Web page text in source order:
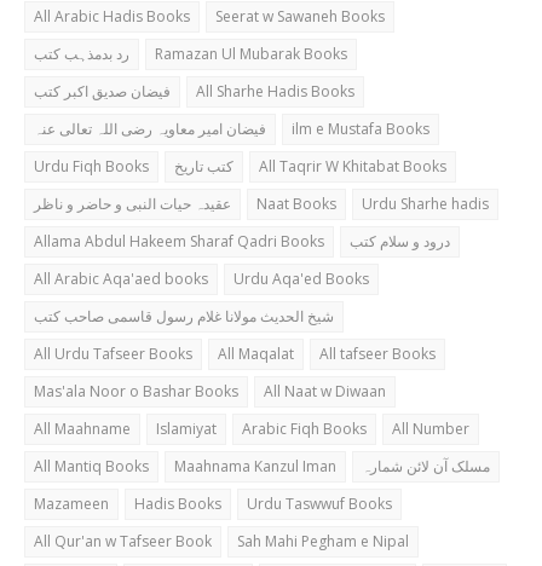
All Arabic Hadis Books
Seerat w Sawaneh Books
رد بدمذہب کتب
Ramazan Ul Mubarak Books
فیضان صدیق اکبر کتب
All Sharhe Hadis Books
فیضان امیر معاویہ رضی اللہ تعالی عنہ
ilm e Mustafa Books
Urdu Fiqh Books
کتب تاریخ
All Taqrir W Khitabat Books
عقیدہ حیات النبی و حاضر و ناظر
Naat Books
Urdu Sharhe hadis
Allama Abdul Hakeem Sharaf Qadri Books
درود و سلام کتب
All Arabic Aqa'aed books
Urdu Aqa'ed Books
شیخ الحدیث مولانا غلام رسول قاسمی صاحب کتب
All Urdu Tafseer Books
All Maqalat
All tafseer Books
Mas'ala Noor o Bashar Books
All Naat w Diwaan
All Maahname
Islamiyat Arabic Fiqh Books
All Number
All Mantiq Books
Maahnama Kanzul Iman
مسلک آن لائن شمارہ
Mazameen
Hadis Books
Urdu Taswwuf Books
All Qur'an w Tafseer Book
Sah Mahi Pegham e Nipal